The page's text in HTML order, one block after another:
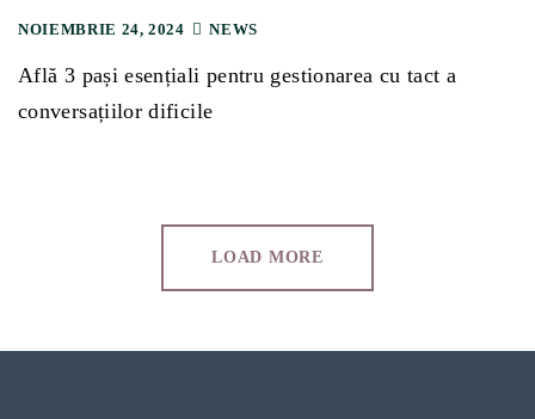
NOIEMBRIE 24, 2024 NEWS
Află 3 pași esențiali pentru gestionarea cu tact a
conversațiilor dificile
LOAD MORE